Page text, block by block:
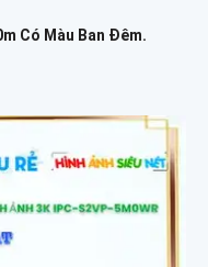
Có Màu Ban Ðêm.